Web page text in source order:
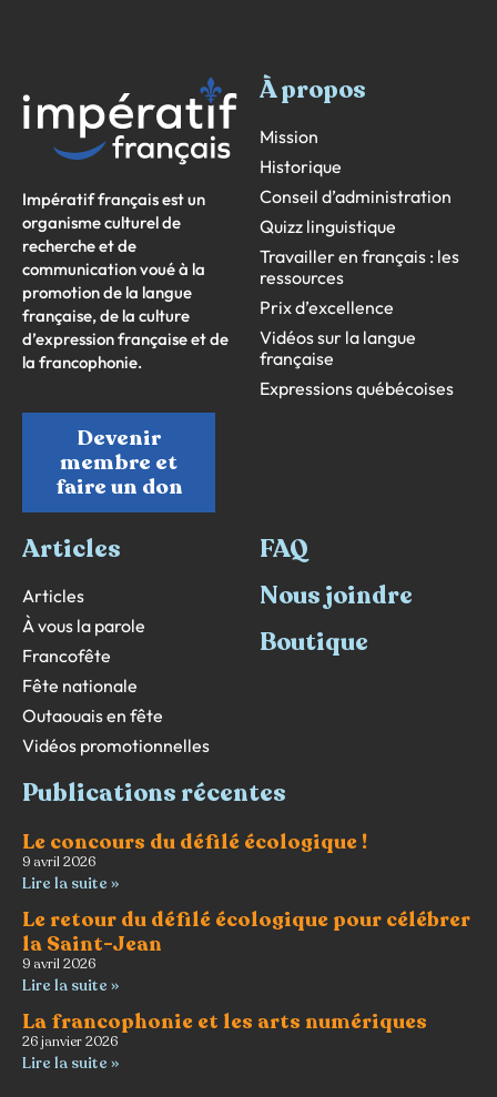
Impératif français est un
organisme culturel de
recherche et de
communication voué à la
promotion de la langue
française, de la culture
d’expression française et de
la francophonie.
Devenir
membre et
faire un don
À propos
Mission
Historique
Conseil d’administration
Quizz linguistique
Travailler en français : les
ressources
Prix d’excellence
Vidéos sur la langue
française
Expressions québécoises
Articles
Articles
À vous la parole
Francofête
Fête nationale
Outaouais en fête
Vidéos promotionnelles
FAQ
Nous joindre
Boutique
Publications récentes
Le concours du défilé écologique !
9 avril 2026
Lire la suite »
Le retour du défilé écologique pour célébrer
la Saint-Jean
9 avril 2026
Lire la suite »
La francophonie et les arts numériques
26 janvier 2026
Lire la suite »